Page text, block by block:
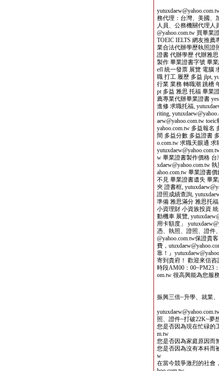
務代理：台灣、美國、
人員、公務機關代理人
@yahoo.com.tw 買畢業
TOEIC IELTS 網友推
業合法代辦學歷執照證
證書 代辦學歷 代辦雅
製作 畢業證書字號 畢業
efl 統一發票 展覽 電腦
職 打工 履歷 多益 jlpt,
行業 業務 轉職潮 跳槽
pt 多益 雅思 托福 畢業
薦專業代辦畢業證書
進修 求職托福,
riting,
aew@yahoo.com.tw
yahoo.com.tw 多益報
間 多益分數 多益證書
o.com.tw 求職天眼通
w 畢業證書製作價格
xdaew@yahoo.com.tw
ahoo.com.tw 畢業證書
不見 畢業證書遺失 畢業
夾 證書框,
證照成績查詢,
準備 雅思滿分 雅思托福
小資理財 小資族投資 統
動機車 展覽,
用卡額度」
憑、執照、證照、證件
@yahoo.com.tw保證貴
費，
靠！』
寄到貴府！ 歡迎來信咨
時段AM00：00~PM23
om.tw 很高興能為您服
振興三倍~升學、就業
照、證件~打破22K~夢
您是否因為現在忙碌的
m.tw
您是否因為家庭原因而
您是否因為沒有本科而
w
在當今競爭激烈的社會